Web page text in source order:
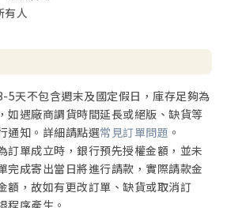
有人
5天不包含週末及國定假日，庫存足夠為
如遇廠商調貨時間延長或絕版、缺貨等
通知。詳細請點選常見訂單問題 。
訂單成立時，銀行預先授權金額，並未
完成寄出當日將進行請款，實際請款金
額，故如有更改訂單、缺貨或取消訂